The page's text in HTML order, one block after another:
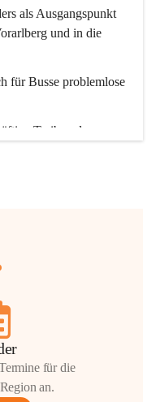
als Ausgangspunkt
und in die
für Busse problemlose
Treiben der
für die
an.